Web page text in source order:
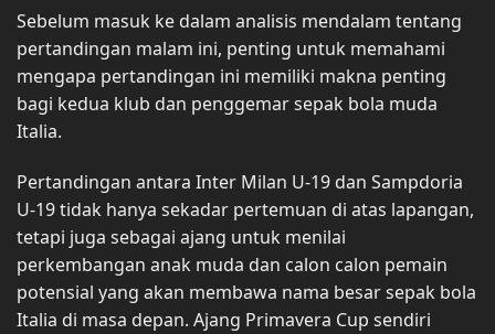
Sebelum masuk ke dalam analisis mendalam tentang
pertandingan malam ini, penting untuk memahami
mengapa pertandingan ini memiliki makna penting
bagi kedua klub dan penggemar sepak bola muda
Italia.
Pertandingan antara Inter Milan U-19 dan Sampdoria
U-19 tidak hanya sekadar pertemuan di atas lapangan,
tetapi juga sebagai ajang untuk menilai
perkembangan anak muda dan calon calon pemain
potensial yang akan membawa nama besar sepak bola
Italia di masa depan. Ajang Primavera Cup sendiri